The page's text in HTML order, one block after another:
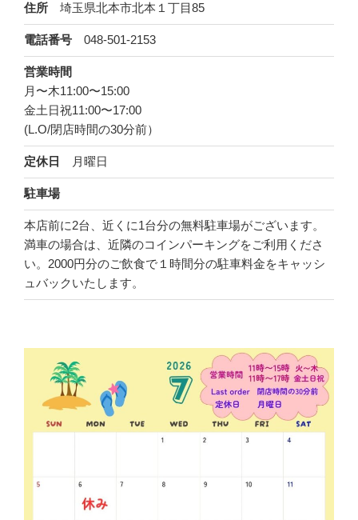
住所 埼玉県北本市北本１丁目85
電話番号 048-501-2153
営業時間
月〜木11:00〜15:00
金土日祝11:00〜17:00
(L.O/閉店時間の30分前）
定休日 月曜日
駐車場
本店前に2台、近くに1台分の無料駐車場がございます。
満車の場合は、近隣のコインパーキングをご利用くださ
い。2000円分のご飲食で１時間分の駐車料金をキャッシ
ュバックいたします。